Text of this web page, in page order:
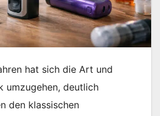
hat sich die Art und
umzugehen, deutlich
den klassischen